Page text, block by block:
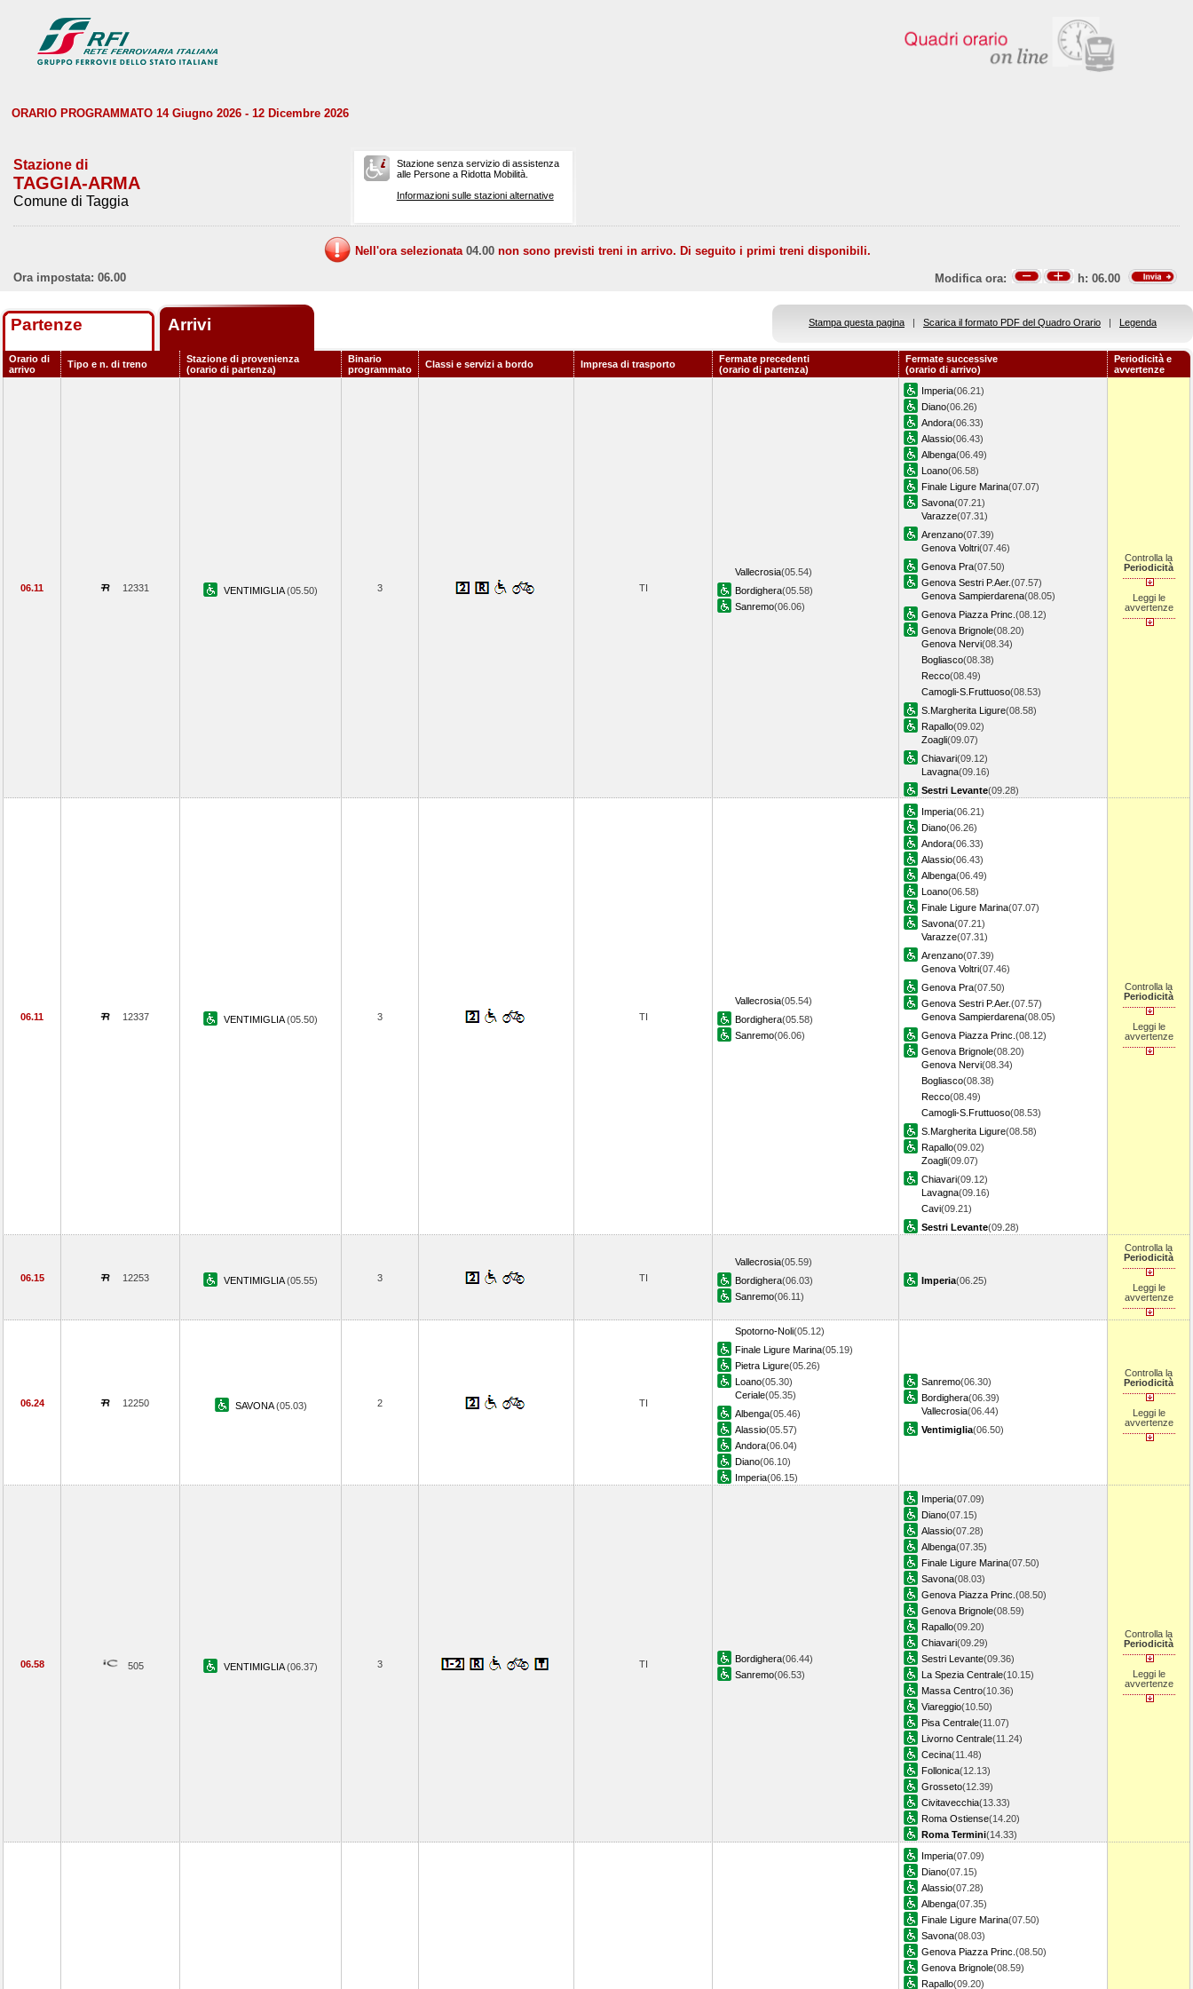
ORARIO PROGRAMMATO 14 Giugno 2026 - 12 Dicembre 2026
Stazione di
TAGGIA-ARMA
Comune di Taggia
Stazione senza servizio di assistenza
alle Persone a Ridotta Mobilità.
Informazioni sulle stazioni alternative
Nell'ora selezionata 04.00 non sono previsti treni in arrivo. Di seguito i primi treni disponibili.
Ora impostata: 06.00
Modifica ora: h: 06.00
Partenze Arrivi Stampa questa pagina | Scarica il formato PDF del Quadro Orario | Legenda
Orario di
arrivo
Tipo e n. di treno
Stazione di provenienza
(orario di partenza)
Binario
programmato
Classi e servizi a bordo Impresa di trasporto
Fermate precedenti
(orario di partenza)
Fermate successive
(orario di arrivo)
Periodicità e
avvertenze
06.11 12331 VENTIMIGLIA(05.50) 3 TI
Vallecrosia(05.54)
Bordighera(05.58)
Sanremo(06.06)
Imperia(06.21)
Diano(06.26)
Andora(06.33)
Alassio(06.43)
Albenga(06.49)
Loano(06.58)
Finale Ligure Marina(07.07)
Savona(07.21)
Varazze(07.31)
Arenzano(07.39)
Genova Voltri(07.46)
Genova Pra(07.50)
Genova Sestri P.Aer.(07.57)
Genova Sampierdarena(08.05)
Genova Piazza Princ. (08.12)
Genova Brignole(08.20)
Genova Nervi(08.34)
Bogliasco(08.38)
Recco(08.49)
Camogli-S.Fruttuoso(08.53)
S.Margherita Ligure(08.58)
Rapallo(09.02)
Zoagli(09.07)
Chiavari(09.12)
Lavagna(09.16)
Sestri Levante(09.28)
Controlla la
Periodicità
Leggi le
avvertenze
06.11 12337 VENTIMIGLIA(05.50) 3 TI
Vallecrosia(05.54)
Bordighera(05.58)
Sanremo(06.06)
Imperia(06.21)
Diano(06.26)
Andora(06.33)
Alassio(06.43)
Albenga(06.49)
Loano(06.58)
Finale Ligure Marina(07.07)
Savona(07.21)
Varazze(07.31)
Arenzano(07.39)
Genova Voltri(07.46)
Genova Pra(07.50)
Genova Sestri P.Aer.(07.57)
Genova Sampierdarena(08.05)
Genova Piazza Princ. (08.12)
Genova Brignole(08.20)
Genova Nervi(08.34)
Bogliasco(08.38)
Recco(08.49)
Camogli-S.Fruttuoso(08.53)
S.Margherita Ligure(08.58)
Rapallo(09.02)
Zoagli(09.07)
Chiavari(09.12)
Lavagna(09.16)
Cavi(09.21)
Sestri Levante(09.28)
Controlla la
Periodicità
Leggi le
avvertenze
06.15 12253 VENTIMIGLIA(05.55) 3 TI
Vallecrosia(05.59)
Bordighera(06.03)
Sanremo(06.11)
Imperia(06.25)
Controlla la
Periodicità
Leggi le
avvertenze
06.24 12250 SAVONA(05.03) 2 TI
Spotorno-Noli(05.12)
Finale Ligure Marina(05.19)
Pietra Ligure(05.26)
Loano(05.30)
Ceriale(05.35)
Albenga(05.46)
Alassio(05.57)
Andora(06.04)
Diano(06.10)
Imperia(06.15)
Sanremo(06.30)
Bordighera(06.39)
Vallecrosia(06.44)
Ventimiglia(06.50)
Controlla la
Periodicità
Leggi le
avvertenze
06.58 505 VENTIMIGLIA(06.37) 3 TI Bordighera(06.44)
Sanremo(06.53)
Imperia(07.09)
Diano(07.15)
Alassio(07.28)
Albenga(07.35)
Finale Ligure Marina(07.50)
Savona(08.03)
Genova Piazza Princ. (08.50)
Genova Brignole(08.59)
Rapallo(09.20)
Chiavari(09.29)
Sestri Levante(09.36)
La Spezia Centrale(10.15)
Massa Centro(10.36)
Viareggio(10.50)
Pisa Centrale(11.07)
Livorno Centrale(11.24)
Cecina(11.48)
Follonica(12.13)
Grosseto(12.39)
Civitavecchia(13.33)
Roma Ostiense(14.20)
Roma Termini(14.33)
Controlla la
Periodicità
Leggi le
avvertenze
Imperia(07.09)
Diano(07.15)
Alassio(07.28)
Albenga(07.35)
Finale Ligure Marina(07.50)
Savona(08.03)
Genova Piazza Princ. (08.50)
Genova Brignole(08.59)
Rapallo(09.20)